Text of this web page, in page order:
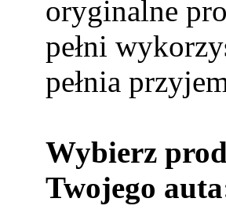
oryginalne
pełni
pełnia
Wybierz
Twojego